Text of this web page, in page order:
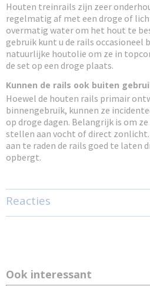
Houten treinrails zijn zeer
regelmatig af met een droge of
overmatig water om het hout te
gebruik kunt u de rails occasioneel
natuurlijke houtolie om ze in
de set op een droge plaats.
Kunnen de rails ook buiten
Hoewel de houten rails primair
binnengebruik, kunnen ze
op droge dagen. Belangrijk is om
stellen aan vocht of direct
aan te raden de rails goed te laten
opbergt.
Reacties
Ook interessant